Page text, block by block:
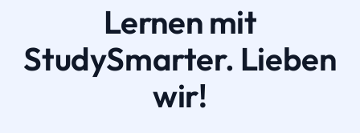
Lernen mit
StudySmarter. Lieben
wir!